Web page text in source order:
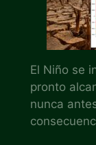
El Niño se
pronto
nunca